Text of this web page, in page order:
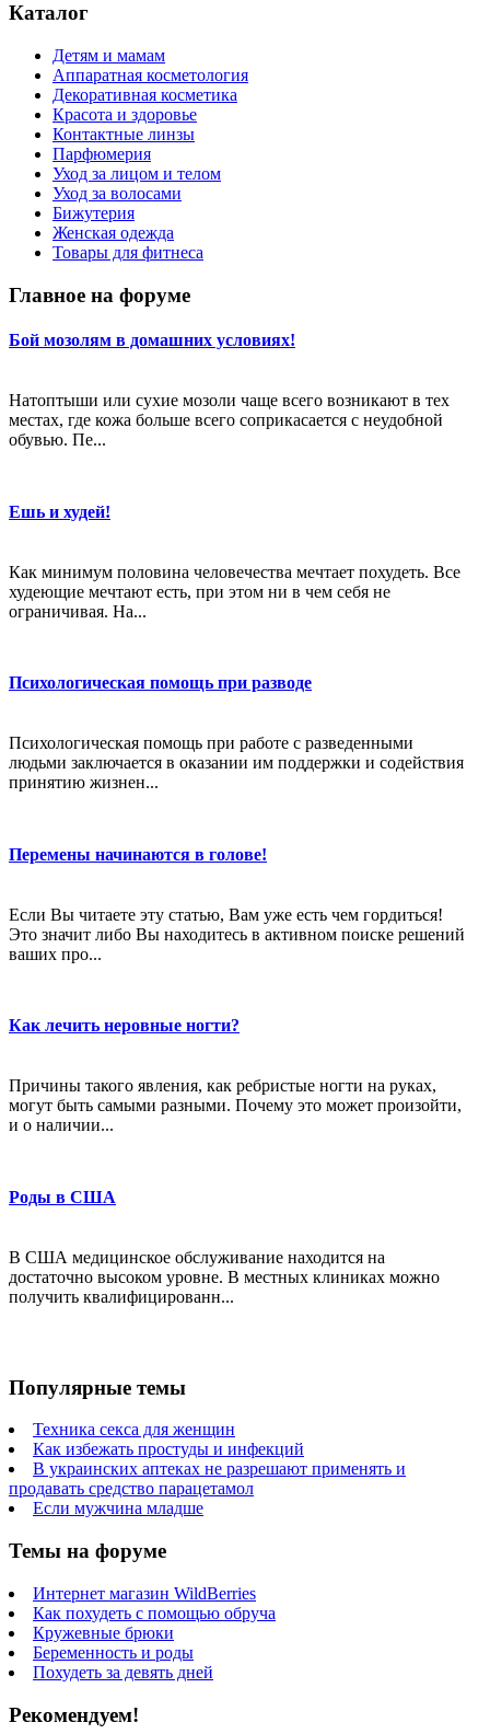
Каталог
Детям и мамам
Аппаратная косметология
Декоративная косметика
Красота и здоровье
Контактные линзы
Парфюмерия
Уход за лицом и телом
Уход за волосами
Бижутерия
Женская одежда
Товары для фитнеса
Главное на форуме
Бой мозолям в домашних условиях!
Натоптыши или сухие мозоли чаще всего возникают в тех
местах, где кожа больше всего соприкасается с неудобной
обувью. Пе...
Ешь и худей!
Как минимум половина человечества мечтает похудеть. Все
худеющие мечтают есть, при этом ни в чем себя не
ограничивая. На...
Психологическая помощь при разводе
Психологическая помощь при работе с разведенными
людьми заключается в оказании им поддержки и содействия
принятию жизнен...
Перемены начинаются в голове!
Если Вы читаете эту статью, Вам уже есть чем гордиться!
Это значит либо Вы находитесь в активном поиске решений
ваших про...
Как лечить неровные ногти?
Причины такого явления, как ребристые ногти на руках,
могут быть самыми разными. Почему это может произойти,
и о наличии...
Роды в США
В США медицинское обслуживание находится на
достаточно высоком уровне. В местных клиниках можно
получить квалифицированн...
Популярные темы
Техника секса для женщин
Как избежать простуды и инфекций
В украинских аптеках не разрешают применять и
продавать средство парацетамол
Если мужчина младше
Темы на форуме
Интернет магазин WildBerries
Как похудеть с помощью обруча
Кружевные брюки
Беременность и роды
Похудеть за девять дней
Рекомендуем!